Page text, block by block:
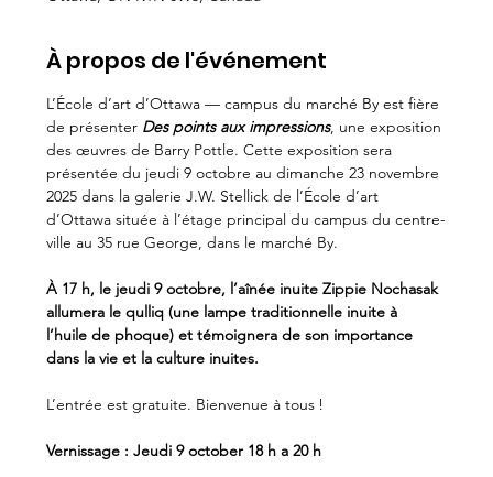
À propos de l'événement
L’École d’art d’Ottawa — campus du marché By est fière
de présenter Des points aux impressions, une exposition
des œuvres de Barry Pottle. Cette exposition sera
présentée du jeudi 9 octobre au dimanche 23 novembre
2025 dans la galerie J.W. Stellick de l’École d’art
d’Ottawa située à l’étage principal du campus du centre-
ville au 35 rue George, dans le marché By.
À 17 h, le jeudi 9 octobre, l’aînée inuite Zippie Nochasak
allumera le qulliq (une lampe traditionnelle inuite à
l’huile de phoque) et témoignera de son importance
dans la vie et la culture inuites.
L’entrée est gratuite. Bienvenue à tous !
Vernissage : Jeudi 9 october 18 h a 20 h